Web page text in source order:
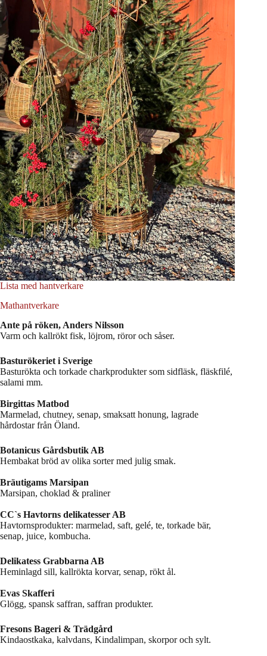
Lista med hantverkare
Mathantverkare
Ante på röken, Anders Nilsson
Varm och kallrökt fisk, löjrom, röror och såser.
Basturökeriet i Sverige
Basturökta och torkade charkprodukter som sidfläsk, fläskfilé,
salami mm.
Birgittas Matbod
Marmelad, chutney, senap, smaksatt honung, lagrade
hårdostar från Öland.
Botanicus Gårdsbutik AB
Hembakat bröd av olika sorter med julig smak.
Bräutigams Marsipan
Marsipan, choklad & praliner
CC`s Havtorns delikatesser AB
Havtornsprodukter: marmelad, saft, gelé, te, torkade bär,
senap, juice, kombucha.
Delikatess Grabbarna AB
Heminlagd sill, kallrökta korvar, senap, rökt ål.
Evas Skafferi
Glögg, spansk saffran, saffran produkter.
Fresons Bageri & Trädgård
Kindaostkaka, kalvdans, Kindalimpan, skorpor och sylt.